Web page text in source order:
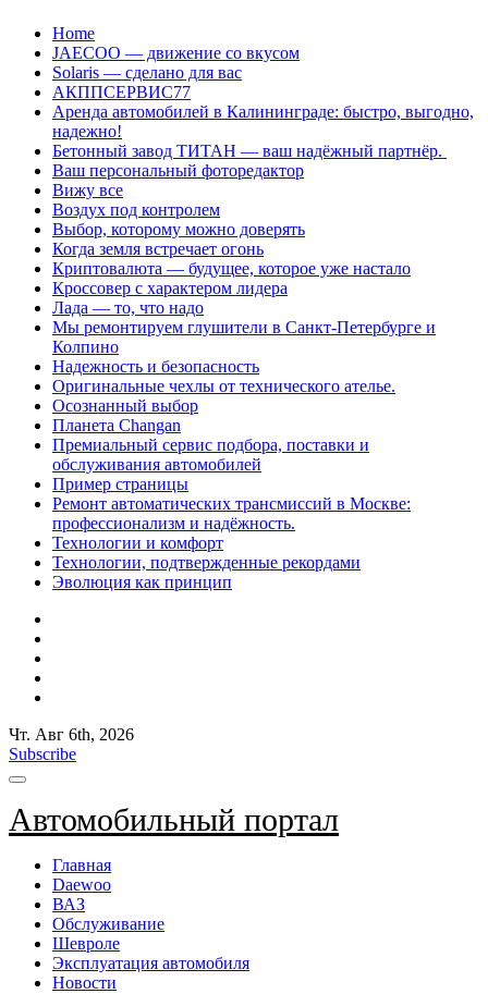
Перейти
содержанию
Home
JAECOO — движение со вкусом
Solaris — сделано для вас
АКППСЕРВИС77
Аренда автомобилей в Калининграде: быстро, выгодно,
надежно!
Бетонный завод ТИТАН — ваш надёжный партнёр.
Ваш персональный фоторедактор
Вижу все
Воздух под контролем
Выбор, которому можно доверять
Когда земля встречает огонь
Криптовалюта — будущее, которое уже настало
Кроссовер с характером лидера
Лада — то, что надо
Мы ремонтируем глушители в Санкт-Петербурге и
Колпино
Надежность и безопасность
Оригинальные чехлы от технического ателье.
Осознанный выбор
Планета Changan
Премиальный сервис подбора, поставки и
обслуживания автомобилей
Пример страницы
Ремонт автоматических трансмиссий в Москве:
профессионализм и надёжность.
Технологии и комфорт
Технологии, подтвержденные рекордами
Эволюция как принцип
Чт. Авг 6th, 2026
Subscribe
Автомобильный портал
Главная
Daewoo
ВАЗ
Обслуживание
Шевроле
Эксплуатация автомобиля
Новости